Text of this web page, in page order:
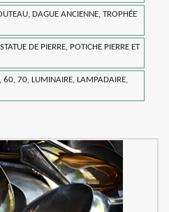
DAGUE ANCIENNE, TROPHÉE
DE PIERRE, POTICHE PIERRE ET
60, 70, LUMINAIRE, LAMPADAIRE,